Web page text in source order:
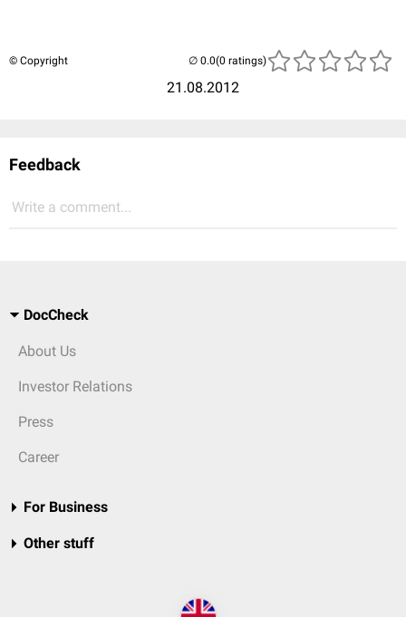
© Copyright
21.08.2012
(0 ratings)
Feedback
Write a comment...
DocCheck
About Us
Investor Relations
Press
Career
For Business
Other stuff